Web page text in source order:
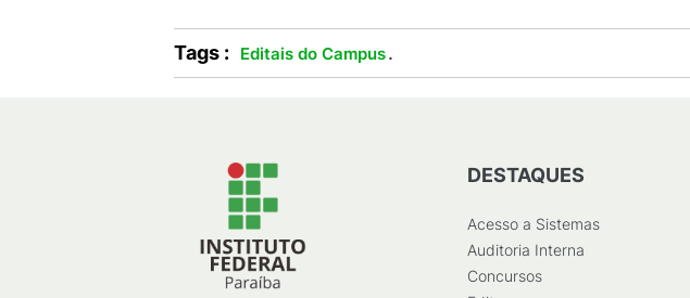
Tags : Editais do Campus.
DESTAQUES
Acesso a Sistemas
Auditoria Interna
Concursos